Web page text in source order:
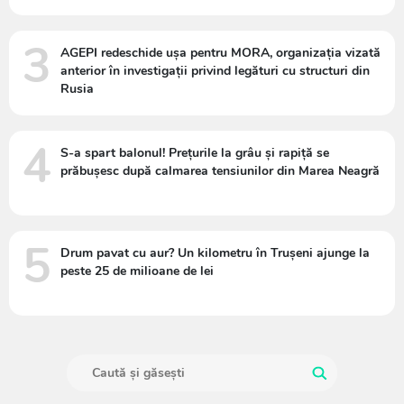
3
AGEPI redeschide ușa pentru MORA, organizația vizată
anterior în investigații privind legături cu structuri din
Rusia
4 S-a spart balonul! Prețurile la grâu și rapiță se
prăbușesc după calmarea tensiunilor din Marea Neagră
5
Drum pavat cu aur? Un kilometru în Trușeni ajunge la
peste 25 de milioane de lei